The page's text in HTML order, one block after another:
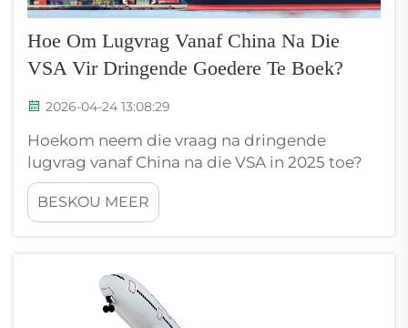
Hoe Om Lugvrag Vanaf China Na Die
VSA Vir Dringende Goedere Te Boek?
2026-04-24 13:08:29
Hoekom neem die vraag na dringende
lugvrag vanaf China na die VSA in 2025 toe?
Die stygende vraag na lugvrag vanaf China na
die VSA word aangedryf deur saamlopende
druk op die elektroniese handel en
aanlyn-verkope voed die vraag na vinnige
uitvoering, met uitdruklike lugvrag wat
verwag word om...
BESKOU MEER